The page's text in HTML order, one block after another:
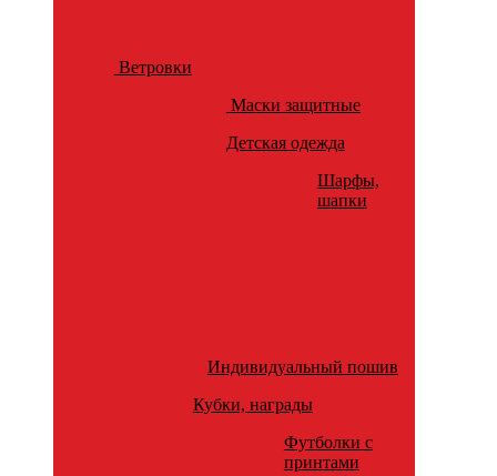
Ветровки
Маски защитные
Детская одежда
Шарфы,
шапки
Индивидуальный пошив
Кубки, награды
Футболки с
принтами